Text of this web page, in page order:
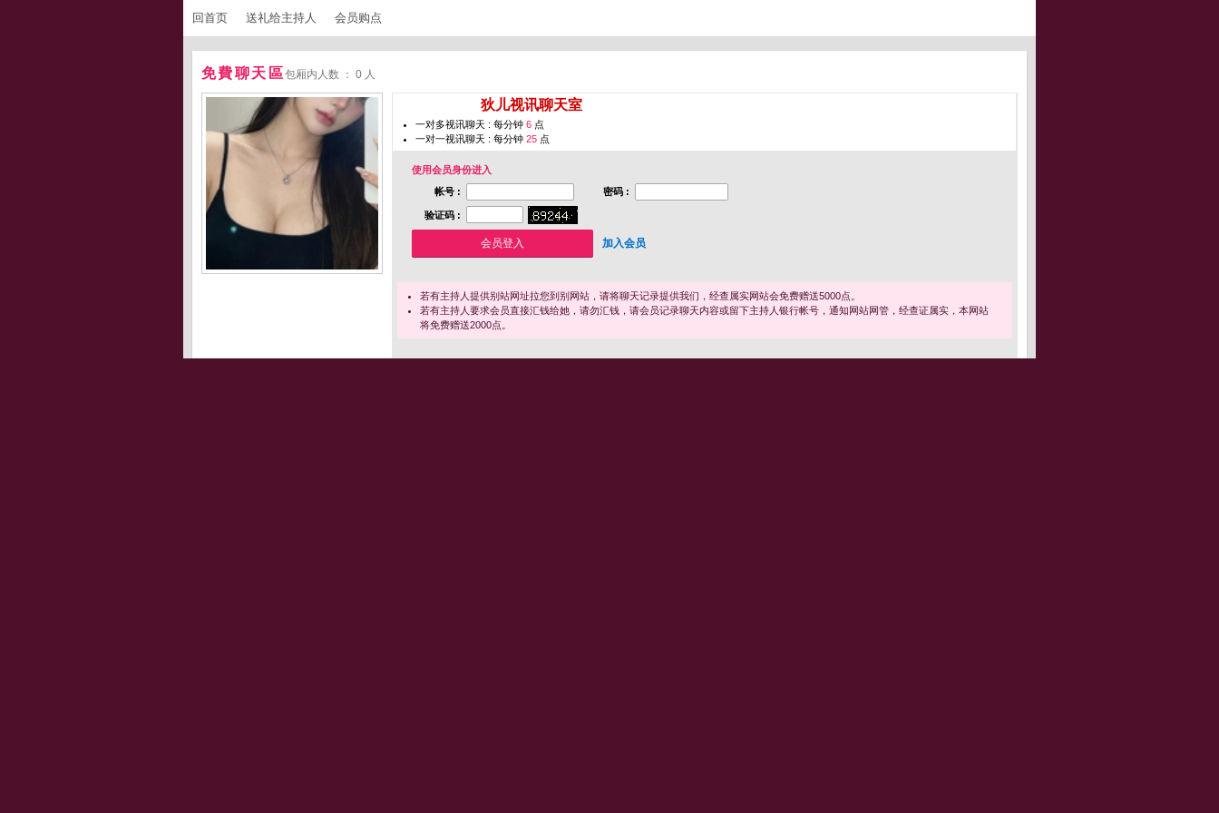
回首页 送礼给主持人 会员购点
免費聊天區包厢内人数 ： 0 人
狄儿视讯聊天室
一对多视讯聊天 : 每分钟 6 点
一对一视讯聊天 : 每分钟 25 点
使用会员身份进入
帐号 :
密码 :
验证码 :
加入会员
若有主持人提供别站网址拉您到别网站，请将聊天记录提供我们，经查属实网站会免费赠送5000点。
若有主持人要求会员直接汇钱给她，请勿汇钱，请会员记录聊天内容或留下主持人银行帐号，通知网站网管，经查证属实，本网站
将免费赠送2000点。